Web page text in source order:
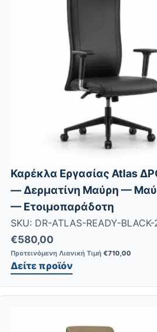
Καρέκλα Εργασίας Atlas
— Δερματίνη Μαύρη —
— Ετοιμοπαράδοτη
SKU: DR-ATLAS-READY-
€580,00
Προτεινόμενη Λιανική Τιμή€710,00
Δείτε προϊόν